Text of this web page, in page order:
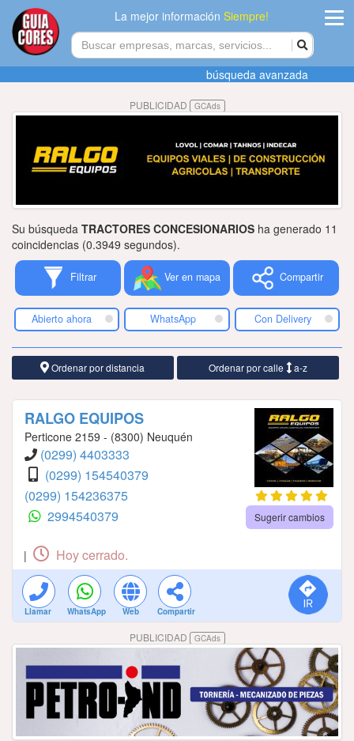
La mejor informaciónSiempre!
Agregar
empresa
datos
Publicidad
Tiendacores
Contactenos
búsqueda avanzada
PUBLICIDAD GCAds
Su búsqueda TRACTORES CONCESIONARIOS ha generado 11
coincidencias (0.3949 segundos).
Filtrar Ver en mapa Compartir
Abierto ahora WhatsApp Con Delivery
Ordenar por distancia Ordenar por calle a-z
RALGO EQUIPOS
Perticone 2159 - (8300) Neuquén
(0299) 4403333
(0299) 154540379
(0299) 154236375
2994540379
Sugerir cambios
| Hoy cerrado.
Llamar WhatsApp Web Compartir
PUBLICIDAD GCAds